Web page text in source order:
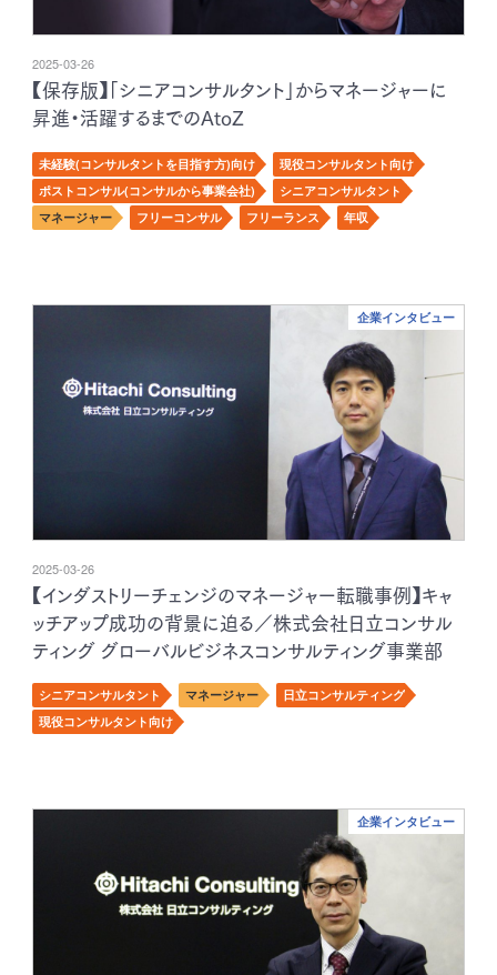
2025-03-26
【保存版】「シニアコンサルタント」からマネージャーに
昇進・活躍するまでのAtoZ
未経験(コンサルタントを目指す方)向け
現役コンサルタント向け
ポストコンサル(コンサルから事業会社)
シニアコンサルタント
マネージャー
フリーコンサル フリーランス 年収
企業インタビュー
2025-03-26
【インダストリーチェンジのマネージャー転職事例】キャ
ッチアップ成功の背景に迫る／株式会社日立コンサル
ティング グローバルビジネスコンサルティング事業部
菅沼直人様 インタビュー
シニアコンサルタント マネージャー
日立コンサルティング
現役コンサルタント向け
企業インタビュー